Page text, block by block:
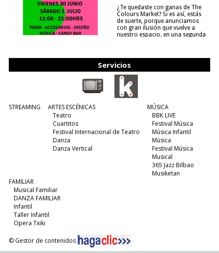
¿Te quedaste con ganas de The
Colours Market? Si es así, estás
de suerte, porque anunciamos
con gran ilusión que vuelve a
nuestro espacio, en una segunda
Servicios
STREAMING
ARTES ESCÉNICAS
Teatro
Cuartitos
Festival Internacional de Teatro
Danza
Danza Vertical
MÚSICA
BBK LIVE
Festival Música
Música Infantil
Música
Festival Música
Musical
365 Jazz Bilbao
Musiketan
FAMILIAR
Musical Familiar
DANZA FAMILIAR
Infantil
Taller Infantil
Opera Txiki
© Gestor de contenidos